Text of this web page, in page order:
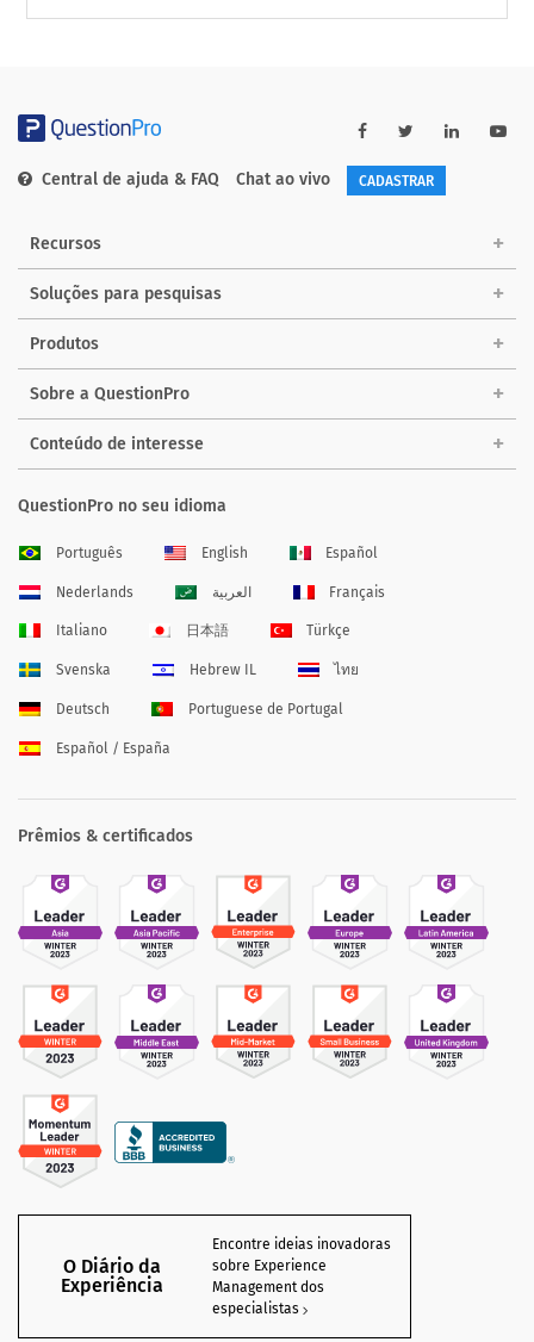
Central de ajuda & FAQ Chat ao vivo CADASTRAR
Recursos
Soluções para pesquisas
Produtos
Sobre a QuestionPro
Conteúdo de interesse
QuestionPro no seu idioma
Português English Español
Nederlands العربية Français
Italiano 日本語 Türkçe
Svenska Hebrew IL ไทย
Deutsch Portuguese de Portugal
Español / España
Prêmios & certificados
O Diário da
Experiência
Encontre ideias inovadoras
sobre Experience
Management dos
especialistas